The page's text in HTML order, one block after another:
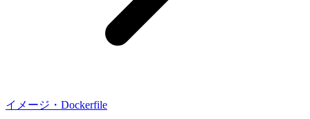
イメージ・Dockerfile